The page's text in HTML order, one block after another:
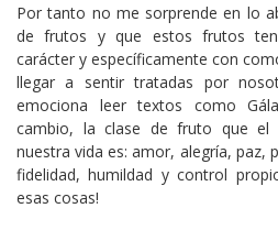
Por tanto no me sorprende en lo
de frutos y que estos frutos
carácter y específicamente con
llegar a sentir tratadas por
emociona leer textos como
cambio, la clase de fruto que el
nuestra vida es: amor, alegría, paz,
fidelidad, humildad y control
esas cosas!